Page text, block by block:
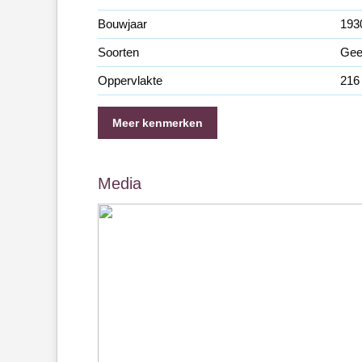
Bouwjaar
Soorten
Oppervlakte
Meer kenmerken
Media